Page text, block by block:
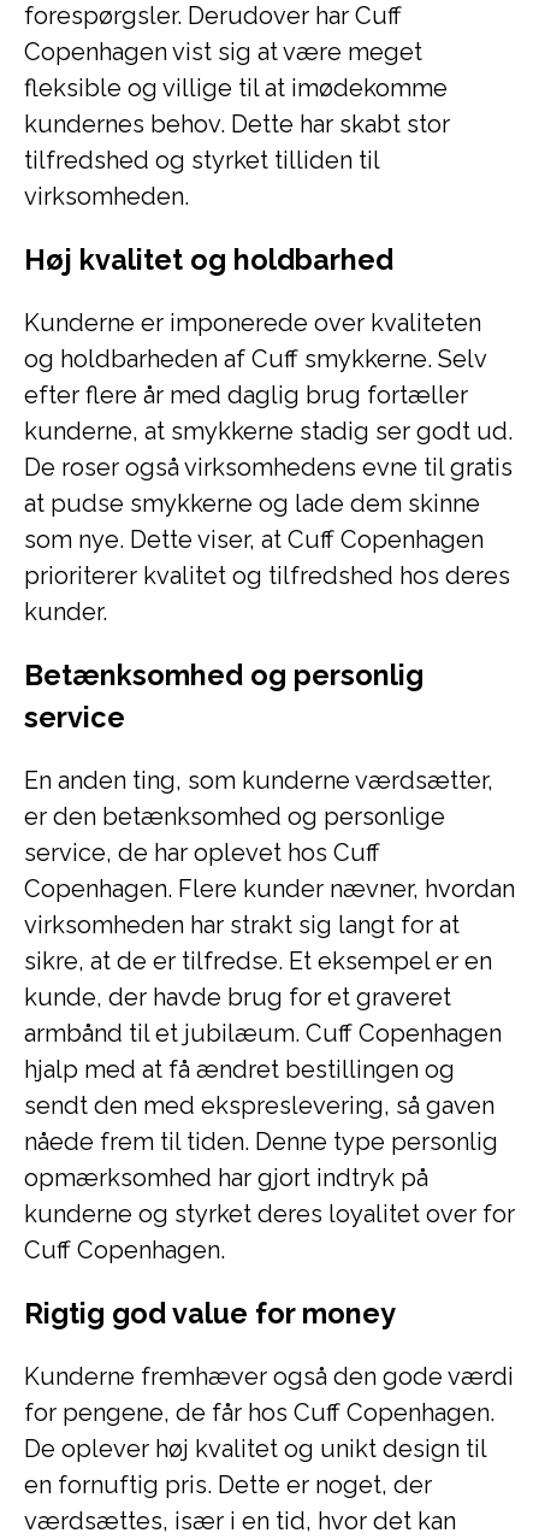
forespørgsler. Derudover har Cuff
Copenhagen vist sig at være meget
fleksible og villige til at imødekomme
kundernes behov. Dette har skabt stor
tilfredshed og styrket tilliden til
virksomheden.
Høj kvalitet og holdbarhed
Kunderne er imponerede over kvaliteten
og holdbarheden af Cuff smykkerne. Selv
efter flere år med daglig brug fortæller
kunderne, at smykkerne stadig ser godt ud.
De roser også virksomhedens evne til gratis
at pudse smykkerne og lade dem skinne
som nye. Dette viser, at Cuff Copenhagen
prioriterer kvalitet og tilfredshed hos deres
kunder.
Betænksomhed og personlig
service
En anden ting, som kunderne værdsætter,
er den betænksomhed og personlige
service, de har oplevet hos Cuff
Copenhagen. Flere kunder nævner, hvordan
virksomheden har strakt sig langt for at
sikre, at de er tilfredse. Et eksempel er en
kunde, der havde brug for et graveret
armbånd til et jubilæum. Cuff Copenhagen
hjalp med at få ændret bestillingen og
sendt den med ekspreslevering, så gaven
nåede frem til tiden. Denne type personlig
opmærksomhed har gjort indtryk på
kunderne og styrket deres loyalitet over for
Cuff Copenhagen.
Rigtig god value for money
Kunderne fremhæver også den gode værdi
for pengene, de får hos Cuff Copenhagen.
De oplever høj kvalitet og unikt design til
en fornuftig pris. Dette er noget, der
værdsættes, især i en tid, hvor det kan